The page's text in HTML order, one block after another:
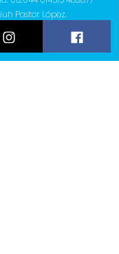
Pastor López.